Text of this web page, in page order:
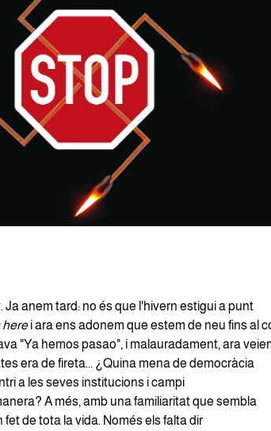
Ja anem tard: no és que l'hivern estigui a punt
herei ara ens adonem que estem de neu fins al
"Ya hemos pasao", i malauradament, ara
era de fireta... ¿Quina mena de democràcia
a les seves institucions i campi
A més, amb una familiaritat que sembla
de tota la vida. Només els falta dir